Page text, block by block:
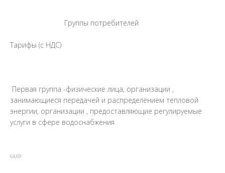
Группы потребителей
Тарифы (с НДС)
Первая группа -физические лица, организации ,
занимающиеся передачей и распределением тепловой
энергии, организации , предоставляющие регулируемые
услуги в сфере водоснабжения
64,69